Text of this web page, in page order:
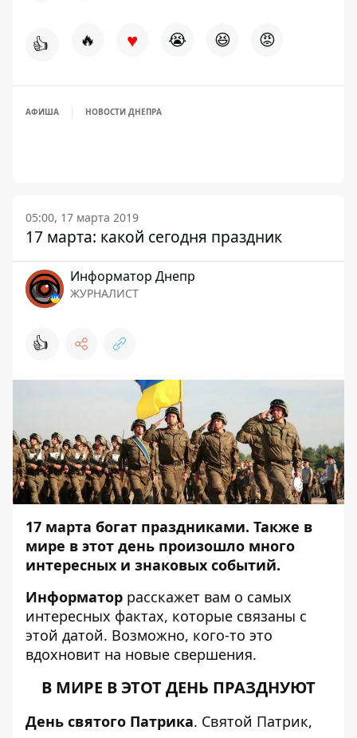
👍 🔥 ♥ 😭 😆 😡
АФИША НОВОСТИ ДНЕПРА
05:00, 17 марта 2019
17 марта: какой сегодня праздник
Информатор Днепр
ЖУРНАЛИСТ
👍
17 марта богат праздниками. Также в
мире в этот день произошло много
интересных и знаковых событий.
Информатор расскажет вам о самых
интересных фактах, которые связаны с
этой датой. Возможно, кого-то это
вдохновит на новые свершения.
В МИРЕ В ЭТОТ ДЕНЬ ПРАЗДНУЮТ
День святого Патрика. Святой Патрик,